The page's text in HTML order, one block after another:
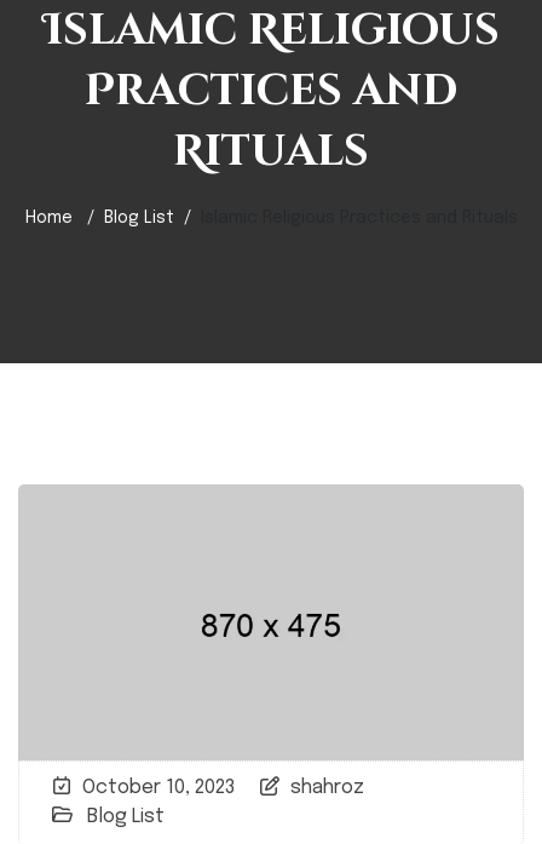
Islamic Religious
Practices and
Rituals
Home Blog List
October 10, 2023
shahroz
Blog List